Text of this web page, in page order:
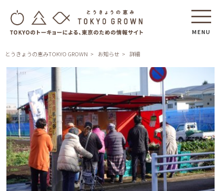
MENU
とうきょうの恵みTOKYO GROWN お知らせ 詳細